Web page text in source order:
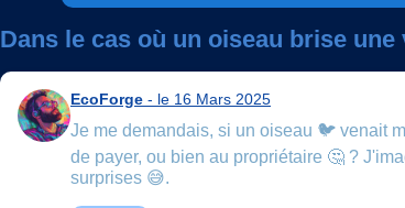
Dans le cas où un oiseau brise
EcoForge - le 16 Mars 2025
Je me demandais, si un oiseau 🐦 venait
de payer, ou bien au propriétaire 🤔 ?
surprises 😅.